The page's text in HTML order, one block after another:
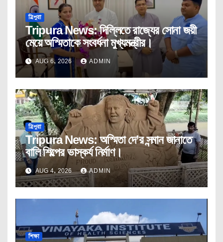
ত্রিপুরা
Tripura News: দিল্লিতে রাজ্যের সোনা জয়ী
মেয়ে অস্মিতাকে সংবর্ধনা মুখ্যমন্ত্রীর।
AUG 6, 2026 ADMIN
ত্রিপুরা
Tripura News: অস্মিতা দে’র সন্মান জানাতে
বালি শিল্পের ভাস্কর্য নির্মাণ।
AUG 4, 2026 ADMIN
শিক্ষা